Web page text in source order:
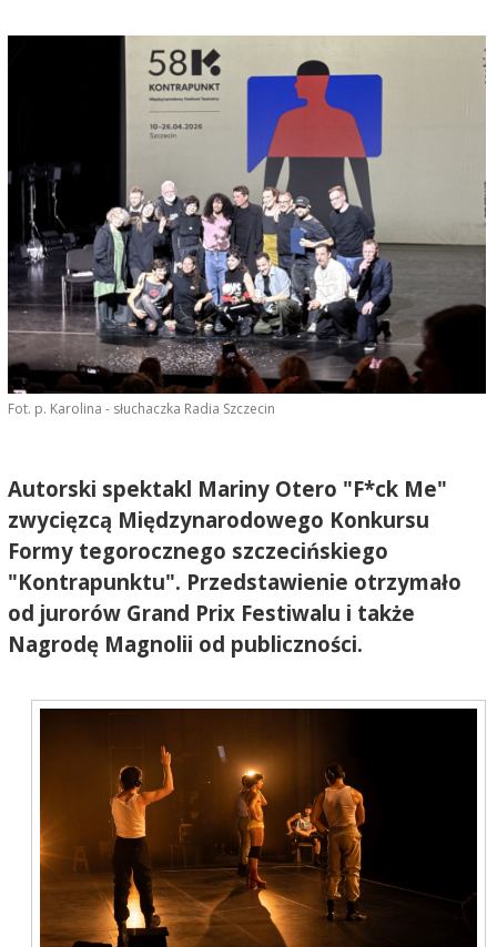
Fot. p. Karolina - słuchaczka Radia Szczecin
Autorski spektakl Mariny Otero "F*ck Me"
zwycięzcą Międzynarodowego Konkursu
Formy tegorocznego szczecińskiego
"Kontrapunktu". Przedstawienie otrzymało
od jurorów Grand Prix Festiwalu i także
Nagrodę Magnolii od publiczności.